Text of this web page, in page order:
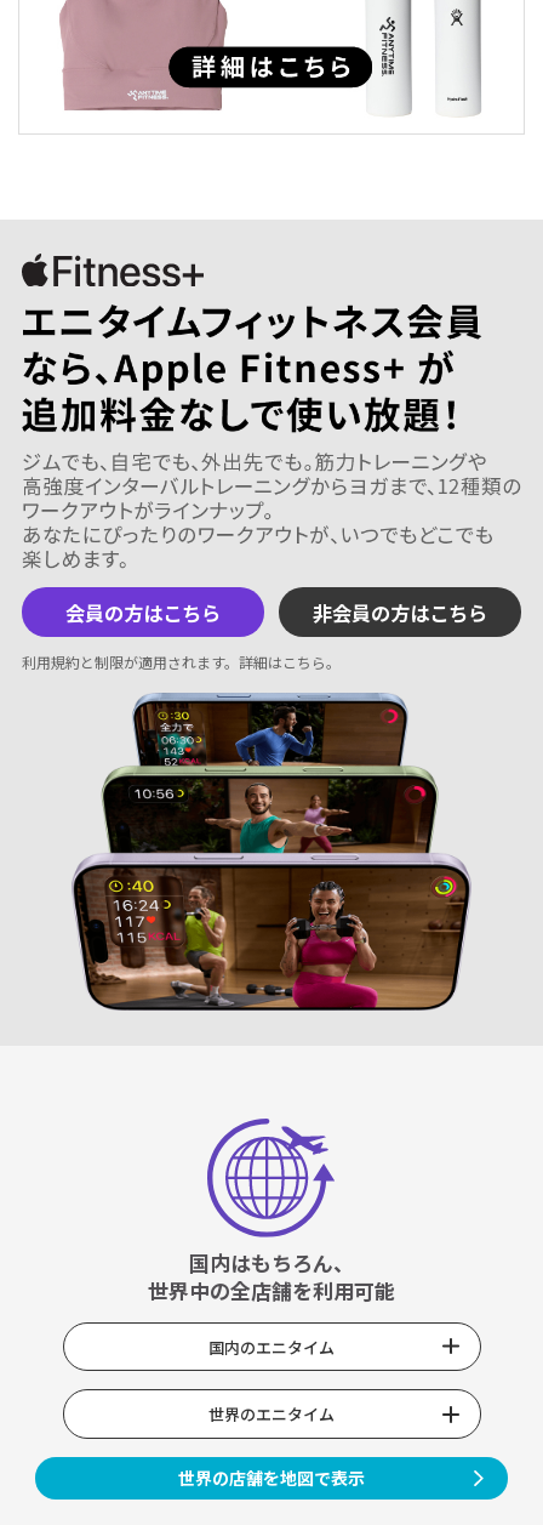
会員の方はこちら 非会員の方はこちら
利用規約と制限が適用されます。 詳細はこちら。
国内はもちろん、
世界中の全店舗を利用可能
国内のエニタイム
世界のエニタイム
世界の店舗を地図で表示